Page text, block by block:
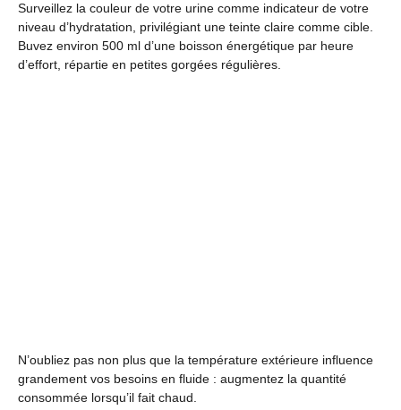
Surveillez la couleur de votre urine comme indicateur de votre
niveau d’hydratation, privilégiant une teinte claire comme cible.
Buvez environ 500 ml d’une boisson énergétique par heure
d’effort, répartie en petites gorgées régulières.
N’oubliez pas non plus que la température extérieure influence
grandement vos besoins en fluide : augmentez la quantité
consommée lorsqu’il fait chaud.